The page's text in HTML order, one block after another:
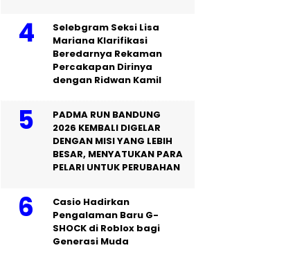
Selebgram Seksi Lisa
Mariana Klarifikasi
Beredarnya Rekaman
Percakapan Dirinya
dengan Ridwan Kamil
PADMA RUN BANDUNG
2026 KEMBALI DIGELAR
DENGAN MISI YANG LEBIH
BESAR, MENYATUKAN PARA
PELARI UNTUK PERUBAHAN
Casio Hadirkan
Pengalaman Baru G-
SHOCK di Roblox bagi
Generasi Muda